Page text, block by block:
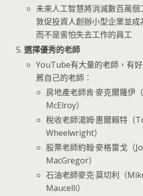
未來人工智慧將消滅數百萬個
敦促投資人創辦小型企業並成
而不是害怕失去工作的員工
選擇優秀的老師
YouTube有大量的老師，有
薦自己的老師：
房地產老師肯·麥克爾羅伊
McElroy）
稅收老師湯姆·惠爾賴特（
Wheelwright）
股票老師約翰·麥格雷戈（
MacGregor）
石油老師麥克·莫切利（
Maucelli）